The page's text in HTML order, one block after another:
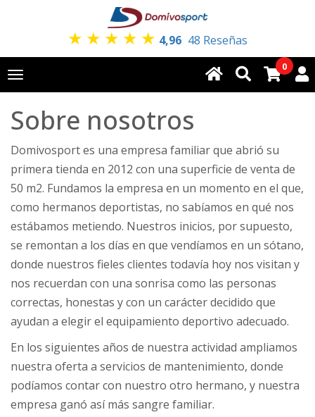
★ ★ ★ ★ ★ 4,96 48 Reseñas
Toggle
navigation
0
Sobre nosotros
Domivosport es una empresa familiar que abrió su
primera tienda en 2012 con una superficie de venta de
50 m2. Fundamos la empresa en un momento en el que,
como hermanos deportistas, no sabíamos en qué nos
estábamos metiendo. Nuestros inicios, por supuesto,
se remontan a los días en que vendíamos en un sótano,
donde nuestros fieles clientes todavía hoy nos visitan y
nos recuerdan con una sonrisa como las personas
correctas, honestas y con un carácter decidido que
ayudan a elegir el equipamiento deportivo adecuado.
En los siguientes años de nuestra actividad ampliamos
nuestra oferta a servicios de mantenimiento, donde
podíamos contar con nuestro otro hermano, y nuestra
empresa ganó así más sangre familiar.